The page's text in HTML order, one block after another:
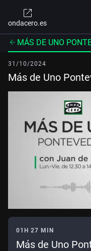
ondacero.es
MÁS DE UNO
31/10/2024
Más de Uno
01H 27 MIN
Más de Uno